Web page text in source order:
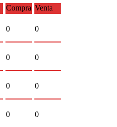
Compra Venta
0 0
0 0
0 0
0 0